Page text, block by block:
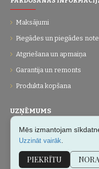
Maksājumi
Piegādes un piegādes
Atgriešana un apmaiņa
Garantija un remonts
Produkta kopšana
UZŅĒMUMS
Par mums
Vietnes karte
Mēs izmantojam
Uzzināt vairāk
PIEKRĪTU